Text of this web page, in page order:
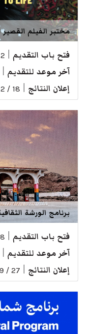
مختبر الفيلم
فتح باب التقديم 2 / 9 / 2024
آخر موعد للتقديم
إعلان النتائج 18 / 12 / 2024
برنامج الورشة
فتح باب التقديم
آخر موعد للتقديم
إعلان النتائج 27 / 9 / 2024